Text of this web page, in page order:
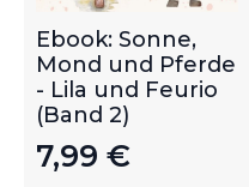
Ebook: Sonne,
Mond und Pferde
- Lila und Feurio
(Band 2)
7,99 €